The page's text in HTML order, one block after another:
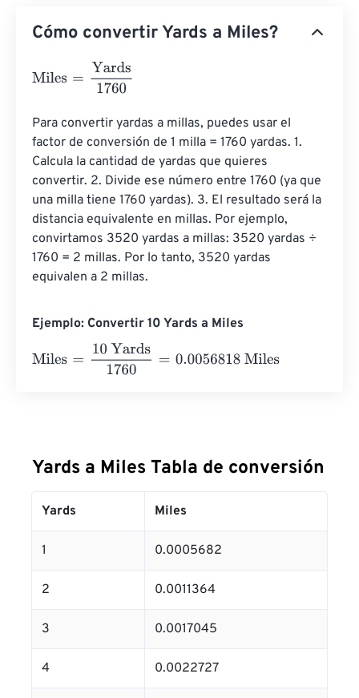
Cómo convertir Yards a Miles?
Miles Yards1760
Para convertir yardas a millas, puedes usar el
factor de conversión de 1 milla = 1760 yardas. 1.
Calcula la cantidad de yardas que quieres
convertir. 2. Divide ese número entre 1760 (ya que
una milla tiene 1760 yardas). 3. El resultado será la
distancia equivalente en millas. Por ejemplo,
convirtamos 3520 yardas a millas: 3520 yardas ÷
1760 = 2 millas. Por lo tanto, 3520 yardas
equivalen a 2 millas.
Ejemplo: Convertir 10 Yards a Miles
Miles
10 Yards1760= 0.0056818 Miles
Yards a Miles Tabla de conversión
Yards Miles
1 0.0005682
2 0.0011364
3 0.0017045
4 0.0022727